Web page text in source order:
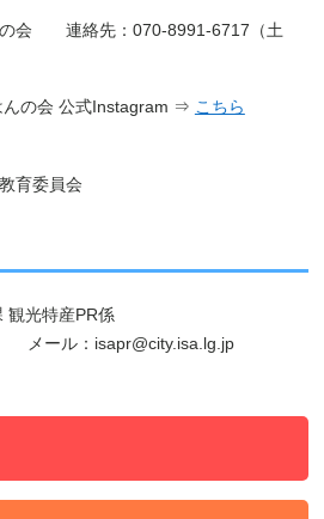
会 連絡先：070-8991-6717（土
会 公式Instagram ⇒ こちら
育委員会
観光特産PR係
ール：isapr@city.isa.lg.jp